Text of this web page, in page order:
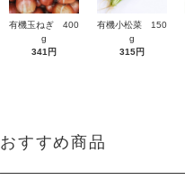
有機玉ねぎ 400
g
341円
有機小松菜 150
g
315円
おすすめ商品